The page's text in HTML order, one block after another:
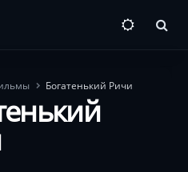
Богатенький Ричи